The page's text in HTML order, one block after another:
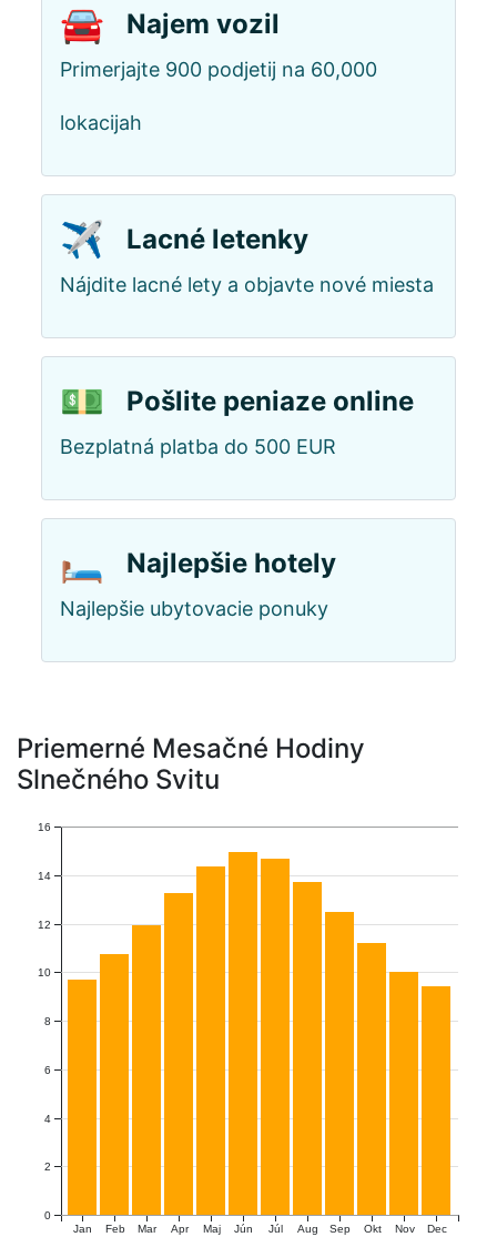
🚘 Najem vozil
Primerjajte 900 podjetij na 60,000
lokacijah
✈️ Lacné letenky
Nájdite lacné lety a objavte nové miesta
💵 Pošlite peniaze online
Bezplatná platba do 500 EUR
🛏️ Najlepšie hotely
Najlepšie ubytovacie ponuky
Priemerné Mesačné Hodiny
Slnečného Svitu
Jan Feb Mar Apr Maj Jún Júl Aug Sep Okt Nov Dec
0
2
4
6
8
10
12
14
16